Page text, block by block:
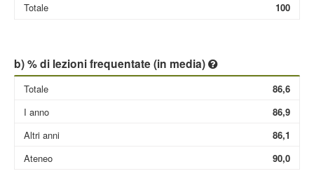
Totale
100
b) % di lezioni frequentate (in media)
Totale
I anno
Altri anni
Ateneo
86,6
86,9
86,1
90,0